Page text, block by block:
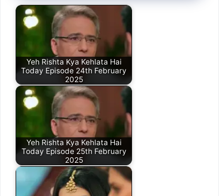
Yeh Rishta Kya Kehlata Hai
Today Episode 24th February
2025
Yeh Rishta Kya Kehlata Hai
Today Episode 25th February
2025